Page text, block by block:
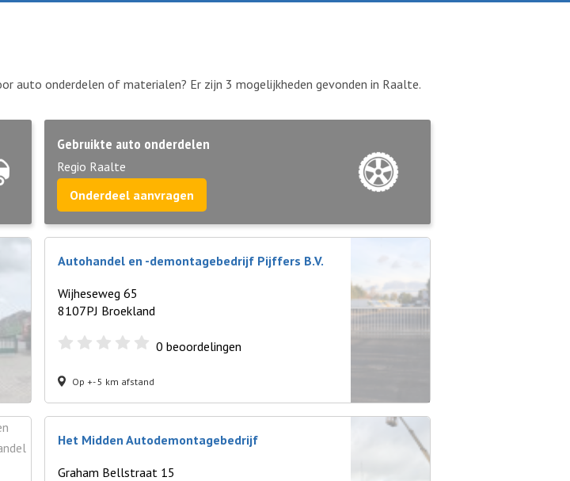
auto onderdelen of materialen? Er zijn 3 mogelijkheden gevonden in Raalte.
Gebruikte auto onderdelen
Regio Raalte
Onderdeel aanvragen
Autohandel en -demontagebedrijf Pijffers B.V.
Wijheseweg 65
8107PJ Broekland
0 beoordelingen
Op +- 5 km afstand
Het Midden Autodemontagebedrijf
Graham Bellstraat 15